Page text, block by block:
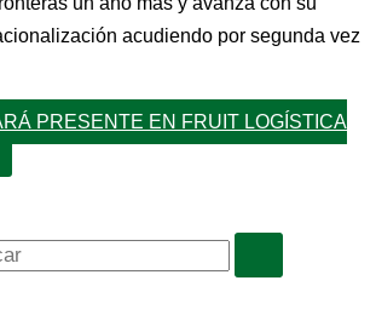
acudiendo por segunda vez
PRESENTE EN FRUIT LOGÍSTICA